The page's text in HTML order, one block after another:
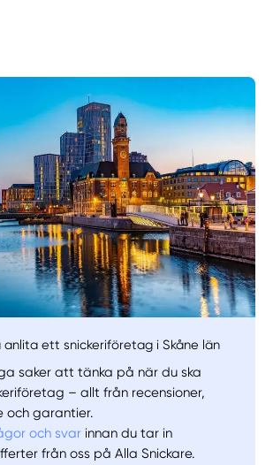
Få hjälp
tillvägagångssätt
anlita ett snickeriföretag i Skåne län
saker att tänka på när du ska
– allt från recensioner,
och garantier.
och svar innan du tar in
från oss på Alla Snickare.